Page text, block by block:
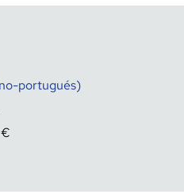
portugués)
€